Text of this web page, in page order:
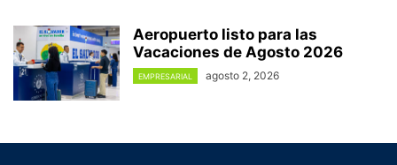
Aeropuerto listo para las
Vacaciones de Agosto 2026
EMPRESARIAL agosto 2, 2026